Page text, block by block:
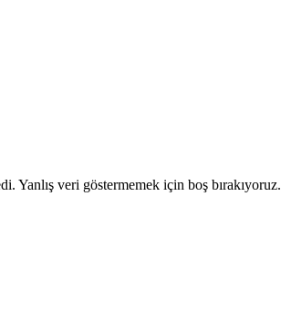
Yanlış veri göstermemek için boş bırakıyoruz.